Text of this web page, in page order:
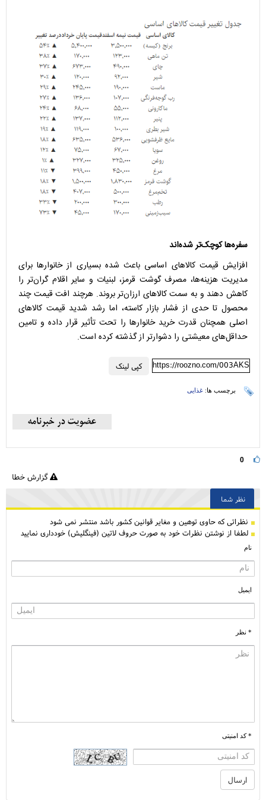
سفره‌ها کوچک‌تر شده‌اند
افزایش قیمت کالا‌های اساسی باعث شده بسیاری از خانوار‌ها برای
مدیریت هزینه‌ها، مصرف گوشت قرمز، لبنیات و سایر اقلام گران‌تر را
کاهش دهند و به سمت کالا‌های ارزان‌تر بروند. هرچند افت قیمت چند
محصول تا حدی از فشار بازار کاسته، اما رشد شدید قیمت کالا‌های
اصلی همچنان قدرت خرید خانوار‌ها را تحت تأثیر قرار داده و تامین
حداقل‌های معیشتی را دشوارتر از گذشته کرده است.
کپی لینک https://roozno.com/003AKS
برچسب ها: غذایی
0
گزارش خطا
نظر شما
نظراتی كه حاوی توهین و مغایر قوانین کشور باشد منتشر نمی شود
لطفا از نوشتن نظرات خود به صورت حروف لاتین (فینگلیش) خودداری نمایید
نام
ایمیل
* نظر
* کد امنیتی